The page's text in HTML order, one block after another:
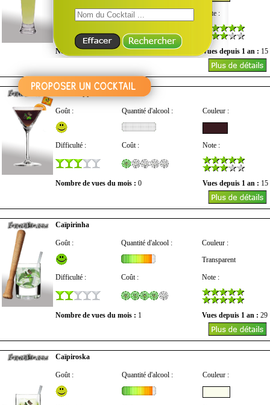
Difficulté : Coût : Note :
Nombre de vues du mois :0 Vues depuis 1 an : 15
Goût : Quantité d'alcool : Couleur :
Difficulté : Coût : Note :
Nombre de vues du mois : 0 Vues depuis 1 an : 15
Caïpirinha
Goût : Quantité d'alcool :
Couleur :
Transparent
Difficulté : Coût : Note :
Nombre de vues du mois : 1 Vues depuis 1 an : 29
Caïpiroska
Goût : Quantité d'alcool : Couleur :